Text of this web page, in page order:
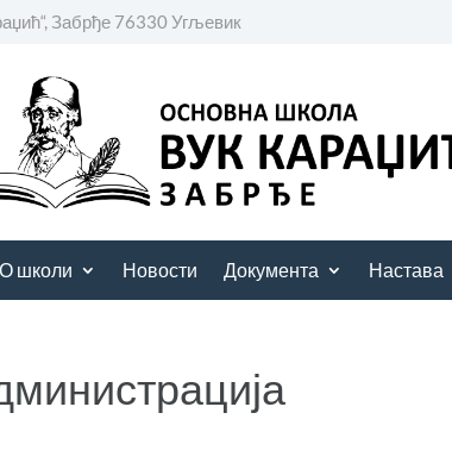
Забрђе 76330 Угљевик
О школи Новости Документа Настава